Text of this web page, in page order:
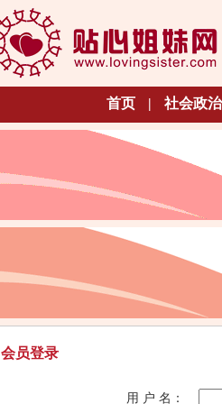
首页 | 社会政治
会员登录
用 户 名：